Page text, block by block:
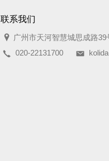
联系我们
广州市天河智慧城思成路
020-22131700